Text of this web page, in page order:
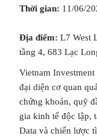
Thời gian: 11/06/
Địa điểm: L7 West
tầng 4, 683 Lạc
Vietnam
đại diện cơ quan
chứng khoán, quỹ
gia kinh tế độc lập,
Data và chiến lược